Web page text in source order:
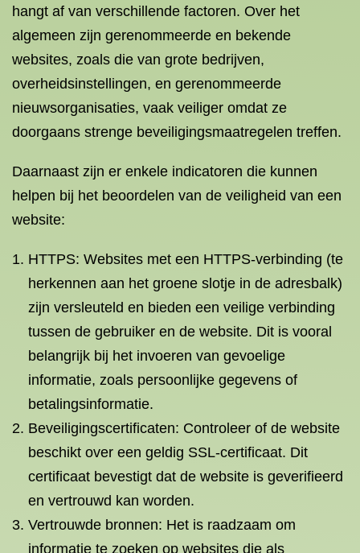
hangt af van verschillende factoren. Over het
algemeen zijn gerenommeerde en bekende
websites, zoals die van grote bedrijven,
overheidsinstellingen, en gerenommeerde
nieuwsorganisaties, vaak veiliger omdat ze
doorgaans strenge beveiligingsmaatregelen treffen.
Daarnaast zijn er enkele indicatoren die kunnen
helpen bij het beoordelen van de veiligheid van een
website:
HTTPS: Websites met een HTTPS-verbinding (te
herkennen aan het groene slotje in de adresbalk)
zijn versleuteld en bieden een veilige verbinding
tussen de gebruiker en de website. Dit is vooral
belangrijk bij het invoeren van gevoelige
informatie, zoals persoonlijke gegevens of
betalingsinformatie.
Beveiligingscertificaten: Controleer of de website
beschikt over een geldig SSL-certificaat. Dit
certificaat bevestigt dat de website is geverifieerd
en vertrouwd kan worden.
Vertrouwde bronnen: Het is raadzaam om
informatie te zoeken op websites die als